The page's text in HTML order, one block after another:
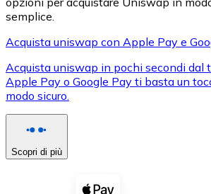
XRP
XRP
Vedi tutto
Buoni cripto
semplice.
Acquista uniswap con Apple Pay e
Acquista uniswap in pochi secondi dal
Apple Pay o Google Pay ti basta un
modo sicuro.
Scopri di più